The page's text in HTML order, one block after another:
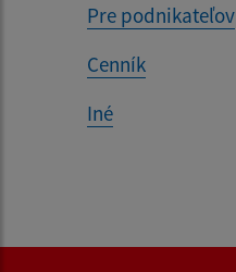
Pre podnikateľov
Cenník
Iné